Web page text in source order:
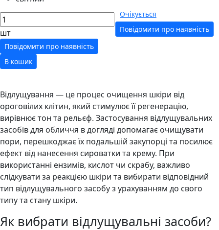
шт
Повідомити про наявність
В кошик
Очікується
Повідомити про наявність
Відлущування — це процес очищення шкіри від
ороговілих клітин, який стимулює її регенерацію,
вирівнює тон та рельєф. Застосування відлущувальних
засобів для обличчя в догляді допомагає очищувати
пори, перешкоджає їх подальшій закупорці та посилює
ефект від нанесення сироватки та крему. При
використанні ензимів, кислот чи скрабу, важливо
слідкувати за реакцією шкіри та вибирати відповідний
тип відлущувального засобу з урахуванням до свого
типу та стану шкіри.
Як вибрати відлущувальні засоби?